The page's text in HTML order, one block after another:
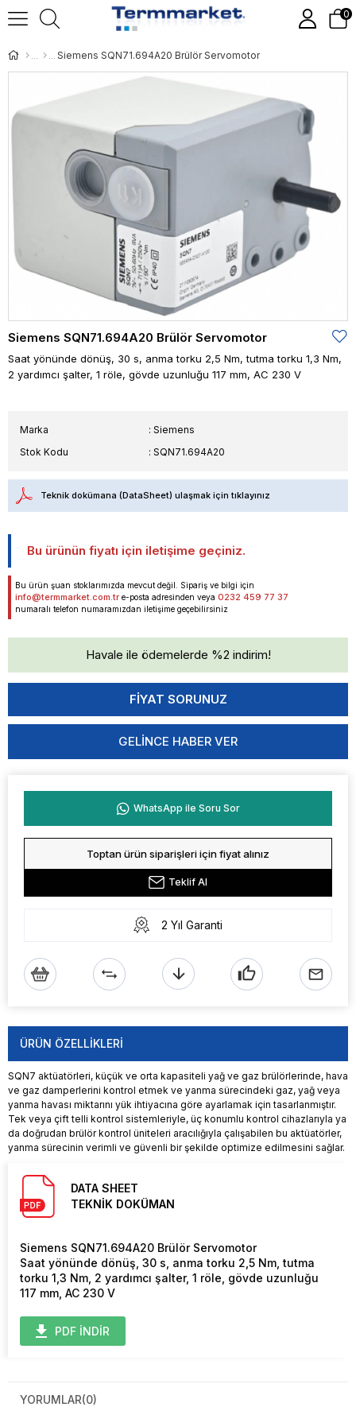
0
Siemens SQN71.694A20 Brülör Servomotor
Siemens SQN71.694A20 Brülör Servomotor
Saat yönünde dönüş, 30 s, anma torku 2,5 Nm, tutma torku 1,3 Nm,
2 yardımcı şalter, 1 röle, gövde uzunluğu 117 mm, AC 230 V
Marka : Siemens
Stok Kodu
SQN71.694A20
Teknik dokümana (DataSheet) ulaşmak için tıklayınız
Bu ürünün fiyatı için iletişime geçiniz.
Bu ürün şuan stoklarımızda mevcut değil. Sipariş ve bilgi için
info@termmarket.com.tr e-posta adresinden veya 0232 459 77 37
numaralı telefon numaramızdan iletişime geçebilirsiniz
Havale ile ödemelerde %2 indirim!
GELINCE HABER VER
WhatsApp ile Soru Sor
Toptan ürün siparişleri için fiyat alınız
Teklif Al
2 Yıl Garanti
ÜRÜN ÖZELLIKLERI
SQN7 aktüatörleri, küçük ve orta kapasiteli yağ ve gaz brülörlerinde, hava
ve gaz damperlerini kontrol etmek ve yanma sürecindeki gaz, yağ veya
yanma havası miktarını yük ihtiyacına göre ayarlamak için tasarlanmıştır.
Tek veya çift telli kontrol sistemleriyle, üç konumlu kontrol cihazlarıyla ya
da doğrudan brülör kontrol üniteleri aracılığıyla çalışabilen bu aktüatörler,
yanma sürecinin verimli ve güvenli bir şekilde optimize edilmesini sağlar.
DATA SHEET
TEKNİK DOKÜMAN
Siemens SQN71.694A20 Brülör Servomotor
Saat yönünde dönüş, 30 s, anma torku 2,5 Nm, tutma
torku 1,3 Nm, 2 yardımcı şalter, 1 röle, gövde uzunluğu
117 mm, AC 230 V
PDF İNDİR
YORUMLAR(0)